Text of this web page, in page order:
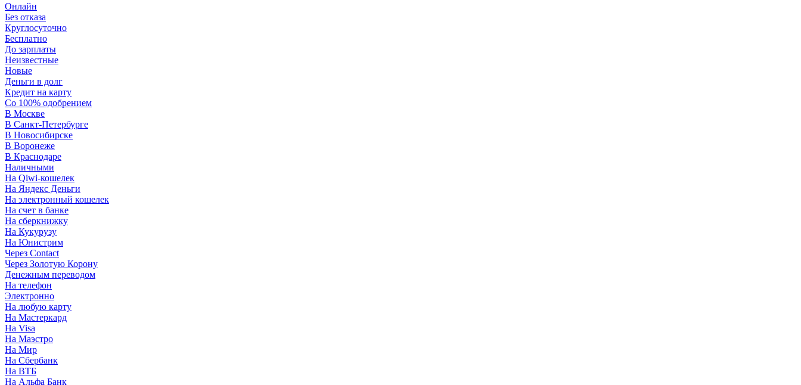
Онлайн
Без отказа
Круглосуточно
Бесплатно
До зарплаты
Неизвестные
Новые
Деньги в долг
Кредит на карту
Со 100% одобрением
В Москве
В Санкт-Петербурге
В Новосибирске
В Воронеже
В Краснодаре
Наличными
На Qiwi-кошелек
На Яндекс Деньги
На электронный кошелек
На счет в банке
На сберкнижку
На Кукурузу
На Юнистрим
Через Contact
Через Золотую Корону
Денежным переводом
На телефон
Электронно
На любую карту
На Мастеркард
На Visa
На Маэстро
На Мир
На Сбербанк
На ВТБ
На Альфа Банк